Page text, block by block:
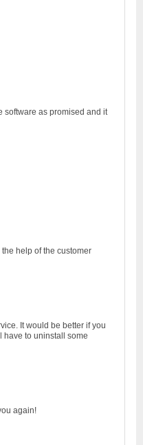
software as promised and it
help of the customer
It would be better if you
have to uninstall some
again!